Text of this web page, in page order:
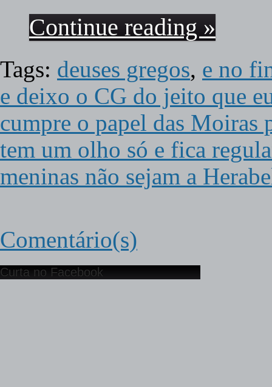
Continue reading »
Tags: deuses gregos, e no
e deixo o CG do jeito que
cumpre o papel das Moiras
tem um olho só e fica
meninas não sejam a
Comentário(s)
Curta no Facebook